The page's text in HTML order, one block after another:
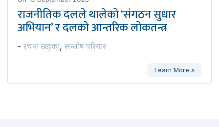
राजनीतिक दलले थालेको ‘संगठन सुधार
अभियान’ र दलको आन्तरिक लोकतन्त्र
- रचना खड्का, सन्तोष परियार
Learn More »